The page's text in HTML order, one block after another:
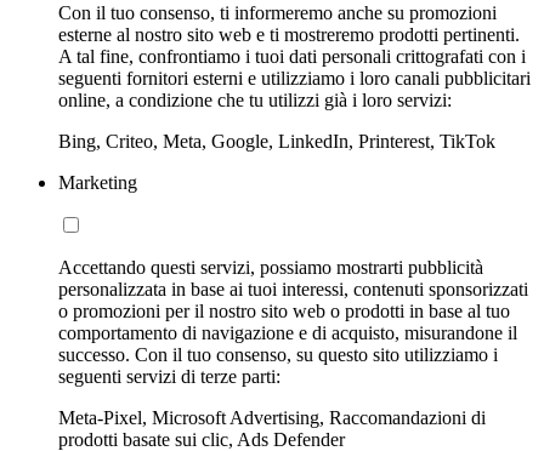
Con il tuo consenso, ti informeremo anche su promozioni
esterne al nostro sito web e ti mostreremo prodotti pertinenti.
A tal fine, confrontiamo i tuoi dati personali crittografati con i
seguenti fornitori esterni e utilizziamo i loro canali pubblicitari
online, a condizione che tu utilizzi già i loro servizi:
Bing, Criteo, Meta, Google, LinkedIn, Printerest, TikTok
Marketing
Accettando questi servizi, possiamo mostrarti pubblicità
personalizzata in base ai tuoi interessi, contenuti sponsorizzati
o promozioni per il nostro sito web o prodotti in base al tuo
comportamento di navigazione e di acquisto, misurandone il
successo. Con il tuo consenso, su questo sito utilizziamo i
seguenti servizi di terze parti:
Meta-Pixel, Microsoft Advertising, Raccomandazioni di
prodotti basate sui clic, Ads Defender